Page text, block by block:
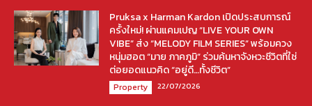
Pruksa x Harman Kardon เปิดประสบการณ์
ครั้งใหม่! ผ่านแคมเปญ “LIVE YOUR OWN
VIBE” ส่ง “MELODY FILM SERIES” พร้อมควง
หนุ่มฮอต “มาย ภาคภูมิ” ร่วมค้นหาจังหวะชีวิตที่ใช่
ต่อยอดแนวคิด “อยู่ดี…ทั้งชีวิต”
Property 22/07/2026